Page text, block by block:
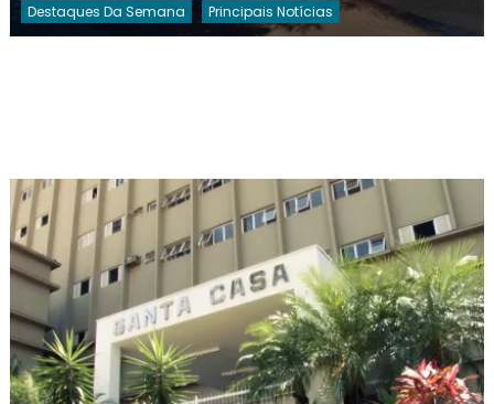
Destaques Da Semana Principais Notícias